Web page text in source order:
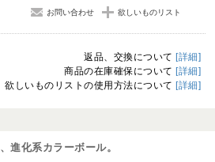
お問い合わせ 欲しいものリスト
返品、交換について [詳細]
商品の在庫確保について [詳細]
欲しいものリストの使用方法について [詳細]
進化系カラーボール。